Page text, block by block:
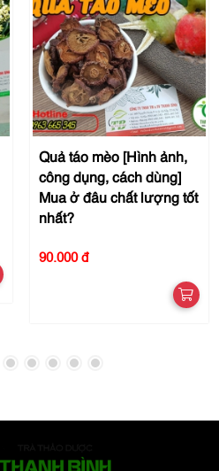
Quả táo mèo [Hình ảnh,
công dụng, cách dùng]
Mua ở đâu chất lượng tốt
nhất?
90.000 đ